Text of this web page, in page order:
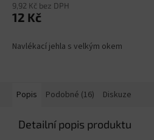
9,92 Kč bez DPH
12 Kč
Navlékací jehla s velkým okem
Popis Podobné (16) Diskuze
Detailní popis produktu